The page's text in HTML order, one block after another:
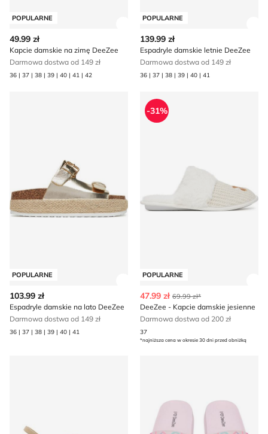
POPULARNE
49.99 zł
Kapcie damskie na zimę DeeZee
Darmowa dostwa od 149 zł
36 | 37 | 38 | 39 | 40 | 41 | 42
POPULARNE
139.99 zł
Espadryle damskie letnie DeeZee
Darmowa dostwa od 149 zł
36 | 37 | 38 | 39 | 40 | 41
Espadryle damskie na lato DeeZee
POPULARNE
103.99 zł
Espadryle damskie na lato DeeZee
Darmowa dostwa od 149 zł
36 | 37 | 38 | 39 | 40 | 41
DeeZee - Kapcie damskie
POPULARNE
-31%
47.99 zł 69.99 zł*
DeeZee - Kapcie damskie jesienne
Darmowa dostwa od 200 zł
37
*najniższa cena w okresie 30 dni przed obniżką